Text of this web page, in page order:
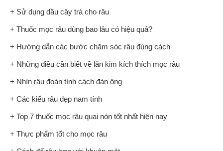
+ Sử dụng dầu cây trà cho râu
+ Thuốc mọc râu dùng bao lâu có hiệu quả?
+ Hướng dẫn các bước chăm sóc râu đúng cách
+ Những điều cần biết về lăn kim kích thích mọc râu
+ Nhìn râu đoán tính cách đàn ông
+ Các kiểu râu đẹp nam tính
+ Top 7 thuốc mọc râu quai nón tốt nhất hiện nay
+ Thực phẩm tốt cho mọc râu